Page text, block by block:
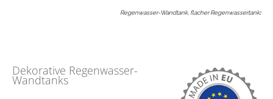
Regenwasser-Wandtank, flacher Regenwassertank:
Dekorative Regenwasser-
Wandtanks